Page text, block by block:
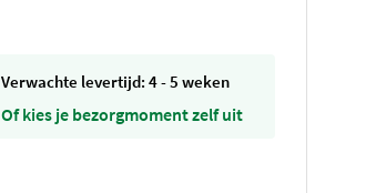
Verwachte levertijd: 4 - 5 weken
Of kies je bezorgmoment zelf uit